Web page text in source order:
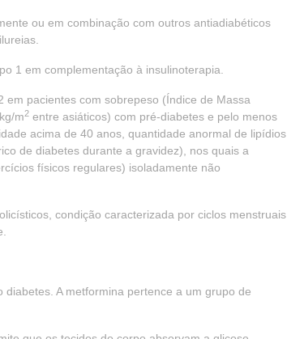
ou em combinação com outros antiadiabéticos
1 em complementação à insulinoterapia.
pacientes com sobrepeso (Índice de Massa
m2 entre asiáticos) com pré-diabetes e pelo menos
acima de 40 anos, quantidade anormal de lipídios
de diabetes durante a gravidez), nos quais a
físicos regulares) isoladamente não
condição caracterizada por ciclos menstruais
A metformina pertence a um grupo de